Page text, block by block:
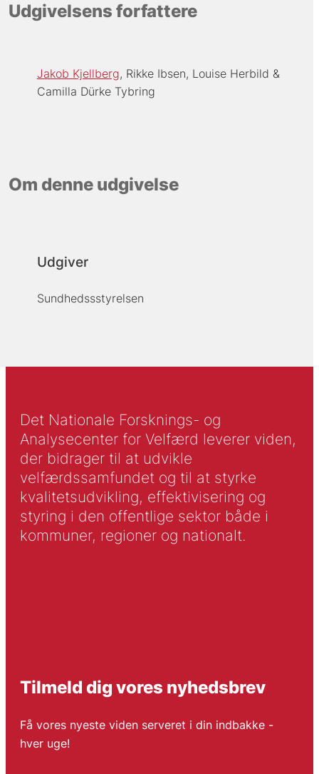
Udgivelsens forfattere
Jakob Kjellberg Rikke Ibsen Louise Herbild
Camilla Dürke Tybring
Om denne udgivelse
Udgiver
Sundhedssstyrelsen
Det Nationale Forsknings- og
Analysecenter for Velfærd leverer viden,
der bidrager til at udvikle
velfærdssamfundet og til at styrke
kvalitetsudvikling, effektivisering og
styring i den offentlige sektor både i
kommuner, regioner og nationalt.
Tilmeld dig vores nyhedsbrev
Få vores nyeste viden serveret i din indbakke -
hver uge!